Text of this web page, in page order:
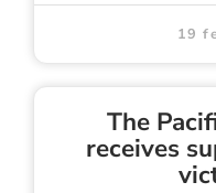
19
The
receives